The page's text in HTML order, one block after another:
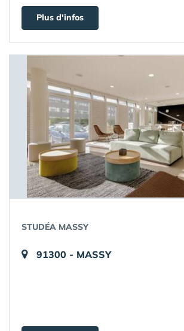
Plus d'infos
STUDÉA MASSY
91300 - MASSY